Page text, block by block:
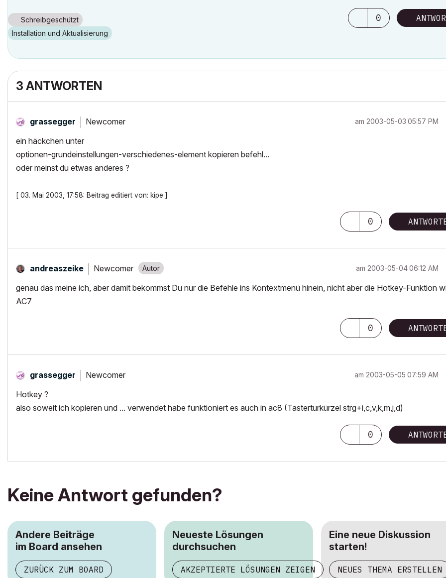
Schreibgeschützt
Installation und Aktualisierung
0
3 ANTWORTEN
grassegger Newcomer am ‎2003-05-03 05:57 PM
ein häckchen unter
optionen-grundeinstellungen-verschiedenes-element kopieren befehl...
oder meinst du etwas anderes ?
[ 03. Mai 2003, 17:58: Beitrag editiert von: kipe ]
0
andreaszeike Newcomer am ‎2003-05-0406:12 AM
genau das meine ich, aber damit bekommst Du nur die Befehle ins Kontextmenü hinein, nicht aber die Hotkey-Funktion
AC7
0
grassegger Newcomer am ‎2003-05-05 07:59 AM
Hotkey ?
also soweit ich kopieren und ... verwendet habe funktioniert es auch in ac8 (Tasterturkürzel strg+i,c,v,k,m,j,d)
0
Keine Antwort gefunden?
Andere Beiträge
im Board ansehen
ZURÜCK ZUM BOARD
Neueste Lösungen
durchsuchen
AKZEPTIERTE LÖSUNGEN ZEIGEN
Eine neue Diskussion
starten!
NEUES THEMA ERSTELLEN